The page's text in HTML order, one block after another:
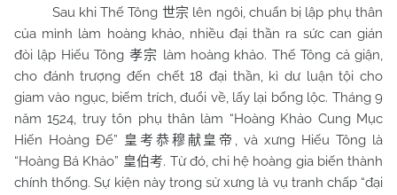
Sau khi Thế Tông 世宗 lên ngôi, chuẩn bị lập phụ thân
của mình làm hoàng khảo, nhiều đại thần ra sức can gián
đòi lập Hiếu Tông 孝宗 làm hoàng khảo. Thế Tông cả giận,
cho đánh trượng đến chết 18 đại thần, kì dư luận tội cho
giam vào ngục, biếm trích, đuổi về, lấy lại bổng lộc. Tháng 9
năm 1524, truy tôn phụ thân làm “Hoàng Khảo Cung Mục
Hiến Hoàng Đế” 皇考恭穆献皇帝 , và xưng Hiếu Tông là
“Hoàng Bá Khảo” 皇伯考. Từ đó, chi hệ hoàng gia biến thành
chính thống. Sự kiện này trong sử xưng là vụ tranh chấp “đại